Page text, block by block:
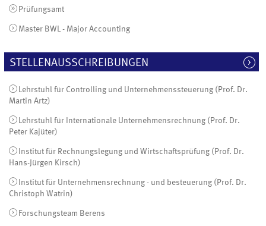
Prüfungsamt
Master BWL - Major Accounting
STELLENAUSSCHREIBUNGEN
Lehrstuhl für Controlling und Unternehmenssteuerung (Prof. Dr.
Martin Artz)
Lehrstuhl für Internationale Unternehmensrechnung (Prof. Dr.
Peter Kajüter)
Institut für Rechnungslegung und Wirtschaftsprüfung (Prof. Dr.
Hans-Jürgen Kirsch)
Institut für Unternehmensrechnung - und besteuerung (Prof. Dr.
Christoph Watrin)
Forschungsteam Berens